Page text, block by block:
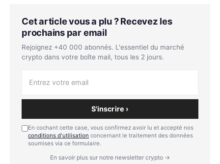
Cet article vous a plu ? Recevez les
prochains par email
Rejoignez +40 000 abonnés. L'essentiel du marché
crypto dans votre boîte mail, tous les 2 jours.
S'inscrire ›
En cochant cette case, vous confirmez avoir lu et accepté nos
conditions d'utilisation concernant le traitement des données
soumises via ce formulaire.
En savoir plus sur notre newsletter crypto →